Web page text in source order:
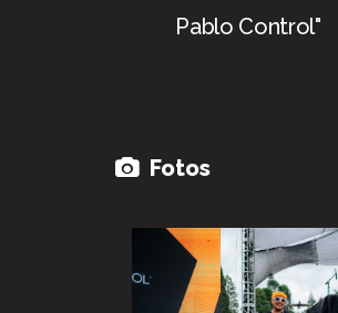
Pablo Control"
Fotos